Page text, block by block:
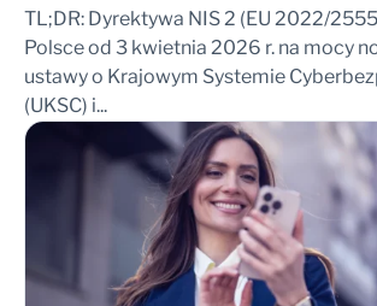
TL;DR: Dyrektywa NIS 2 (EU 2022/
Polsce od 3 kwietnia 2026 r. na mocy
ustawy o Krajowym Systemie
(UKSC) i...